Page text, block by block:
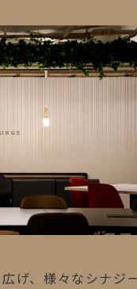
げ、様々なシナジ